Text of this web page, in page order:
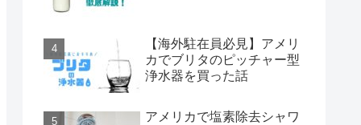
【海外駐在員必見】アメリ
カでブリタのピッチャー型
浄水器を買った話
アメリカで塩素除去シャワ